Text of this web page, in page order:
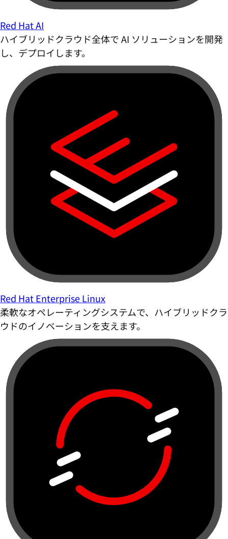
Red Hat AI
ハイブリッドクラウド全体で AI ソリューションを開発
し、デプロイします。
Red Hat Enterprise Linux
柔軟なオペレーティングシステムで、ハイブリッドクラ
ウドのイノベーションを支えます。